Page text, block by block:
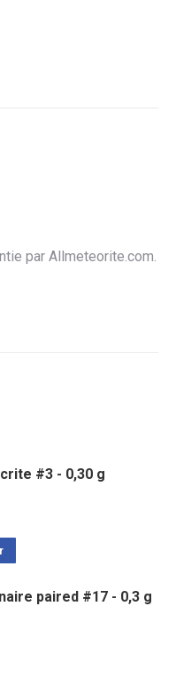
par Allmeteorite.com.
#3 - 0,30 g
paired #17 - 0,3 g